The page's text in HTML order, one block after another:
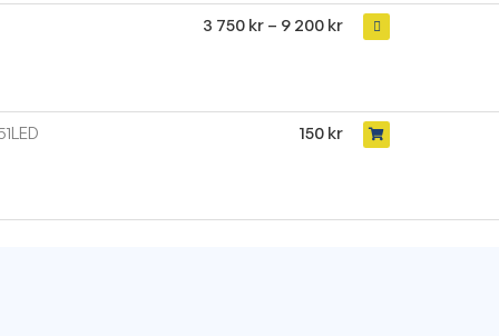
3 750 kr – 9 200 kr
150 kr